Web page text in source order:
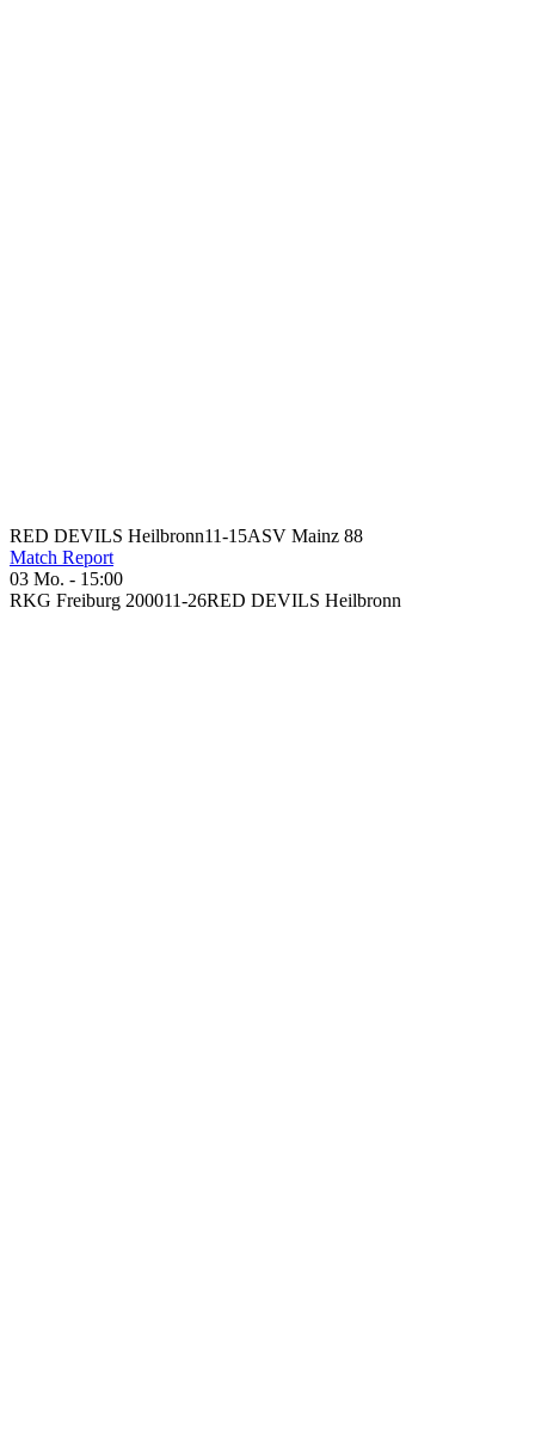
RED DEVILS Heilbronn11-15ASV Mainz 88
Match Report
03 Mo. - 15:00
RKG Freiburg 200011-26RED DEVILS Heilbronn